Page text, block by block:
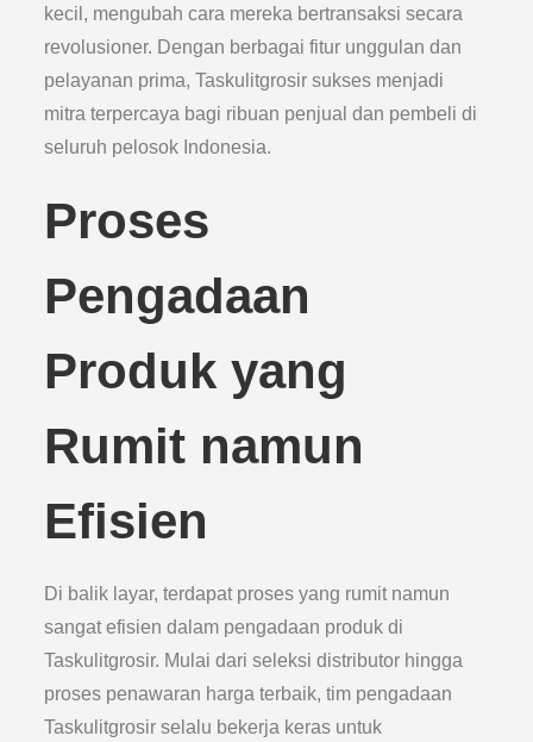
kecil, mengubah cara mereka bertransaksi secara
revolusioner. Dengan berbagai fitur unggulan dan
pelayanan prima, Taskulitgrosir sukses menjadi
mitra terpercaya bagi ribuan penjual dan pembeli di
seluruh pelosok Indonesia.
Proses
Pengadaan
Produk yang
Rumit namun
Efisien
Di balik layar, terdapat proses yang rumit namun
sangat efisien dalam pengadaan produk di
Taskulitgrosir. Mulai dari seleksi distributor hingga
proses penawaran harga terbaik, tim pengadaan
Taskulitgrosir selalu bekerja keras untuk